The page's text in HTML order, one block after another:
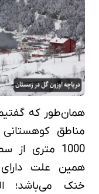
همان‌طور که
مناطق کوهستانی
1000 متری
همین علت
خنک می‌باشد؛